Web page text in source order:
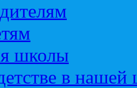
школы
в нашей